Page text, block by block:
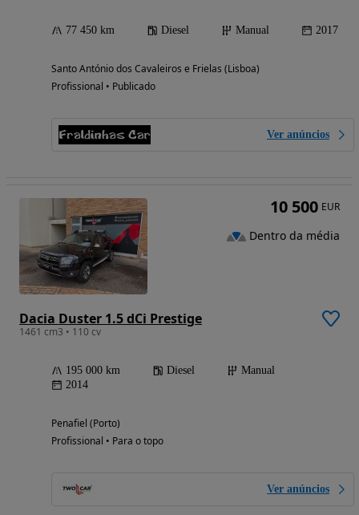
77 450 km Diesel Manual 2017
Santo António dos Cavaleiros e Frielas (Lisboa)
Profissional • Publicado
Ver anúncios
Dacia Duster 1.5 dCi Prestige
1461 cm3 • 110 cv
195 000 km Diesel
Manual
2014
Penafiel (Porto)
Profissional • Para o topo
Ver anúncios
10 500 EUR
Dentro da média